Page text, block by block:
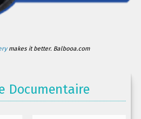
makes it better. Balbooa.com
Documentaire